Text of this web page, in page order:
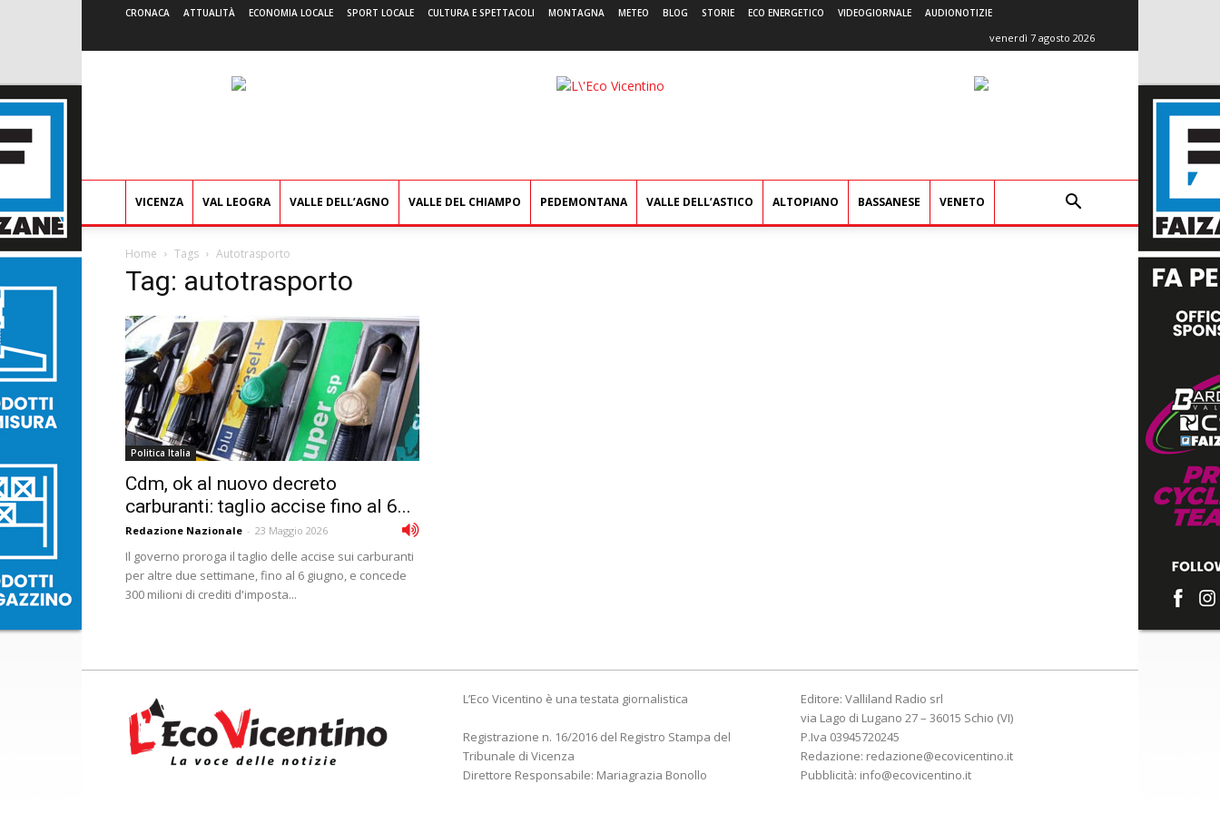
CRONACA ATTUALITÀ ECONOMIA LOCALE SPORT LOCALE CULTURA E SPETTACOLI MONTAGNA METEO BLOG STORIE ECO ENERGETICO VIDEOGIORNALE AUDIONOTIZIE
venerdì 7 agosto 2026
L'Eco
VICENZA VAL LEOGRA VALLE DELL’AGNO VALLE DEL CHIAMPO PEDEMONTANA VALLE DELL’ASTICO ALTOPIANO BASSANESE VENETO
Home Tags Autotrasporto
Tag: autotrasporto
Politica Italia
Cdm, ok al nuovo decreto
carburanti: taglio accise fino al 6...
Redazione Nazionale - 23 Maggio 2026
Il governo proroga il taglio delle accise sui carburanti
per altre due settimane, fino al 6 giugno, e concede
300 milioni di crediti d'imposta...
L’Eco Vicentino è una testata giornalistica
Registrazione n. 16/2016 del Registro Stampa del
Tribunale di Vicenza
Direttore Responsabile: Mariagrazia Bonollo
Editore: Valliland Radio srl
via Lago di Lugano 27 – 36015 Schio (VI)
P.Iva 03945720245
Redazione: redazione@ecovicentino.it
Pubblicità: info@ecovicentino.it